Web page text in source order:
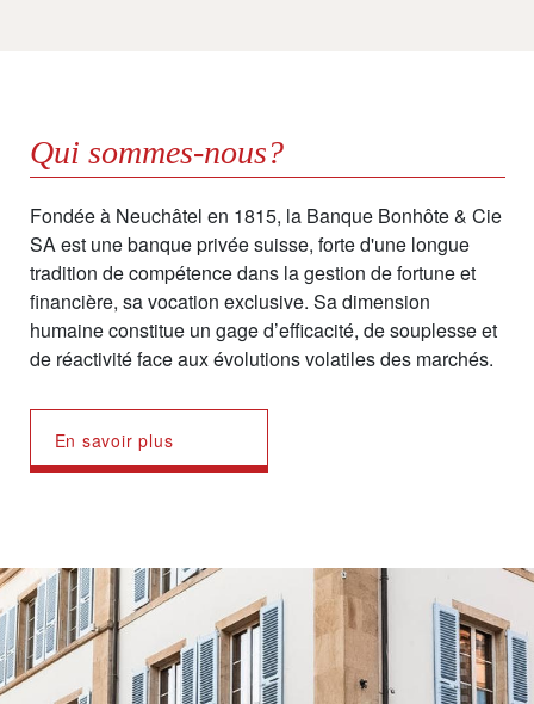
Qui sommes-nous?
Fondée à Neuchâtel en 1815, la Banque Bonhôte & Cie
SA est une banque privée suisse, forte d'une longue
tradition de compétence dans la gestion de fortune et
financière, sa vocation exclusive. Sa dimension
humaine constitue un gage d’efficacité, de souplesse et
de réactivité face aux évolutions volatiles des marchés.
En savoir plus